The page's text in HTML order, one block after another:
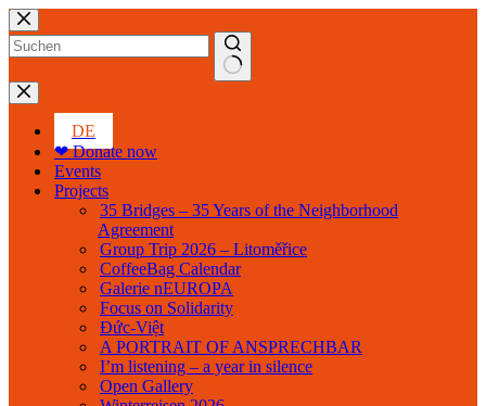
Skip
to
content
No
results
DE
❤ Donate now
Events
Projects
35 Bridges – 35 Years of the Neighborhood
Agreement
Group Trip 2026 – Litoměřice
CoffeeBag Calendar
Galerie nEUROPA
Focus on Solidarity
Đức-Việt
A PORTRAIT OF ANSPRECHBAR
I’m listening – a year in silence
Open Gallery